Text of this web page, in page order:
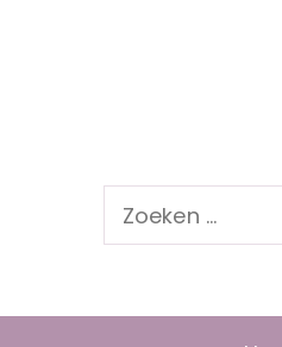
Zoeken
naar: